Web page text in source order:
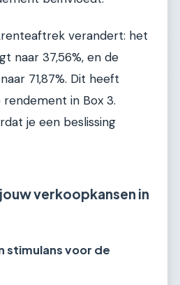
verandert: het
naar 37,56%, en de
71,87%. Dit heeft
in Box 3.
je een beslissing
verkoopkansen in
stimulans voor de